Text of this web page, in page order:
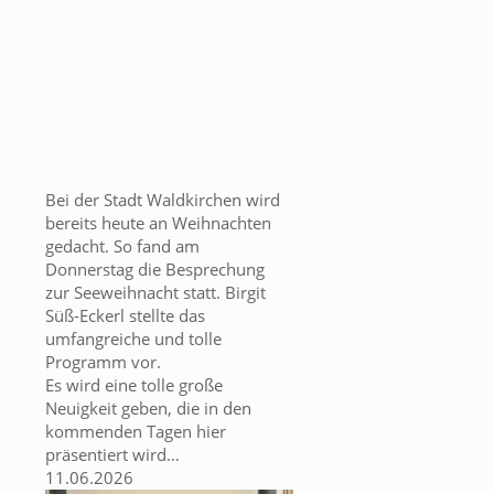
Bei der Stadt Waldkirchen wird
bereits heute an Weihnachten
gedacht. So fand am
Donnerstag die Besprechung
zur Seeweihnacht statt. Birgit
Süß-Eckerl stellte das
umfangreiche und tolle
Programm vor.
Es wird eine tolle große
Neuigkeit geben, die in den
kommenden Tagen hier
präsentiert wird…
11.06.2026